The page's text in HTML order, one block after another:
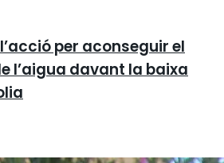
per aconseguir el
l’aigua davant la baixa